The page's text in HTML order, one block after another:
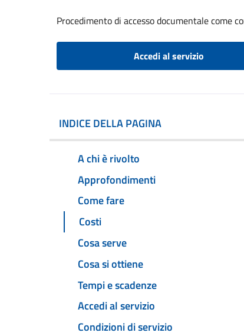
Procedimento di accesso documentale come
Accedi al servizio
INDICE DELLA PAGINA
A chi è rivolto
Approfondimenti
Come fare
Costi
Cosa serve
Cosa si ottiene
Tempi e scadenze
Accedi al servizio
Condizioni di servizio